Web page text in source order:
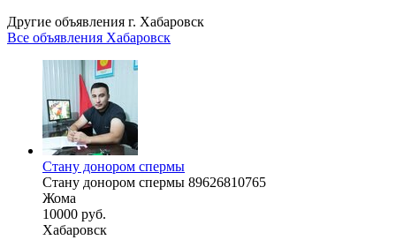
Другие объявления г. Хабаровск
Все объявления Хабаровск
Стану донором спермы
Стану донором спермы 89626810765
Жома
10000 руб.
Хабаровск